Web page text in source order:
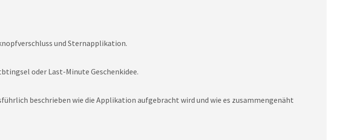
und Sternapplikation.
oder Last-Minute Geschenkidee.
beschrieben wie die Applikation aufgebracht wird und wie es zusammengenäht